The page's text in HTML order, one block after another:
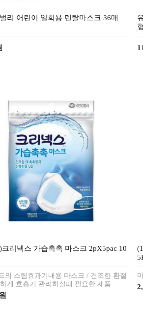
리 어린이 일회용 덴탈마스크 36매
크리넥스 가습촉촉 마스크 2pX5pac 10
의 스팀효과기내용 마스크 / 건조한 환절
게 호흡기 관리하실때 필요한 제품